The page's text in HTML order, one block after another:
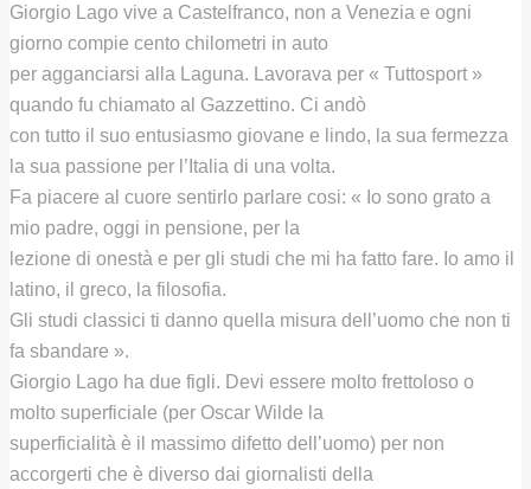
Giorgio Lago vive a Castelfranco, non a Venezia e ogni
giorno compie cento chilometri in auto
per agganciarsi alla Laguna. Lavorava per « Tuttosport »
quando fu chiamato al Gazzettino. Ci andò
con tutto il suo entusiasmo giovane e lindo, la sua fermezza
la sua passione per l’Italia di una volta.
Fa piacere al cuore sentirlo parlare cosi: « Io sono grato a
mio padre, oggi in pensione, per la
lezione di onestà e per gli studi che mi ha fatto fare. Io amo il
latino, il greco, la filosofia.
Gli studi classici ti danno quella misura dell’uomo che non ti
fa sbandare ».
Giorgio Lago ha due figli. Devi essere molto frettoloso o
molto superficiale (per Oscar Wilde la
superficialità è il massimo difetto dell’uomo) per non
accorgerti che è diverso dai giornalisti della